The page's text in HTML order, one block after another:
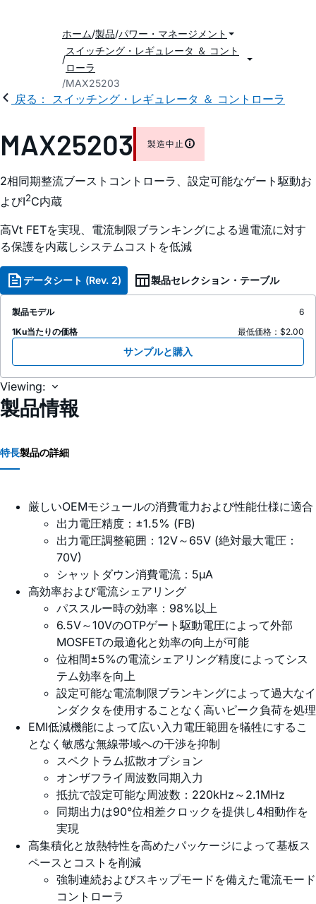
ホーム 製品 パワー・マネージメント
スイッチング・レギュレータ ＆ コント
ローラ
MAX25203
戻る： スイッチング・レギュレータ ＆ コントローラ
MAX25203 製造中止
2相同期整流ブーストコントローラ、設定可能なゲート駆動お
よびI2C内蔵
高Vt FETを実現、電流制限ブランキングによる過電流に対す
る保護を内蔵しシステムコストを低減
データシート (Rev. 2) 製品セレクション・テーブル
製品モデル
6
1Ku当たりの価格
最低価格：$2.00
サンプルと購入
Viewing:
製品情報
特長製品の詳細
厳しいOEMモジュールの消費電力および性能仕様に適合
出力電圧精度：±1.5% (FB)
出力電圧調整範囲：12V～65V (絶対最大電圧：
70V)
シャットダウン消費電流：5µA
高効率および電流シェアリング
パススルー時の効率：98%以上
6.5V～10VのOTPゲート駆動電圧によって外部
MOSFETの最適化と効率の向上が可能
位相間±5%の電流シェアリング精度によってシス
テム効率を向上
設定可能な電流制限ブランキングによって過大なイ
ンダクタを使用することなく高いピーク負荷を処理
EMI低減機能によって広い入力電圧範囲を犠牲にするこ
となく敏感な無線帯域への干渉を抑制
スペクトラム拡散オプション
オンザフライ周波数同期入力
抵抗で設定可能な周波数：220kHz～2.1MHz
同期出力は90°位相差クロックを提供し4相動作を
実現
高集積化と放熱特性を高めたパッケージによって基板ス
ペースとコストを削減
強制連続およびスキップモードを備えた電流モード
コントローラ